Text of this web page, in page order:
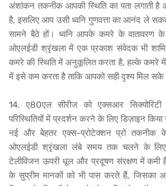
अंशांकन तकनीक आपकी स्थिति का पता लगाती
है, इसलिए आप उसी ध्वनि गुणवत्ता का आनंद ले
सामने बैठे हों। ध्वनि आपके कमरे के वातावरण
ओएलईडी श्रृंखला में एक प्रकाश संवेदक भी
कमरे की स्थिति में अनुकूलित करता है, हल्के कमरे
में इसे कम करता है ताकि आपको सही दृश्य मिल
14. ए80एल सीरीज को एक्सआर
परिस्थितियों में प्रदर्शन करने के लिए डिज़ाइन किया
नई और बेहतर एक्स-प्रोटेक्शन प्रो तकनीक
ओएलईडी श्रृंखला लंबे समय तक चलने के
टेलीविजन ऊपरी धूल और प्रदूषण संरक्षण में कमी
के सुप्रीम मानकों को भी पास करते हैं, जिसका